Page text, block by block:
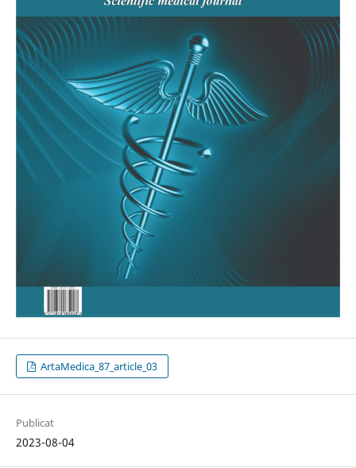
ArtaMedica_87_article_03
Publicat
2023-08-04